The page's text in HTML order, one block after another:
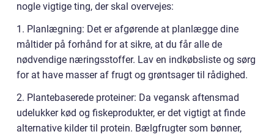
nogle vigtige ting, der skal overvejes:
1. Planlægning: Det er afgørende at planlægge dine
måltider på forhånd for at sikre, at du får alle de
nødvendige næringsstoffer. Lav en indkøbsliste og sørg
for at have masser af frugt og grøntsager til rådighed.
2. Plantebaserede proteiner: Da vegansk aftensmad
udelukker kød og fiskeprodukter, er det vigtigt at finde
alternative kilder til protein. Bælgfrugter som bønner,